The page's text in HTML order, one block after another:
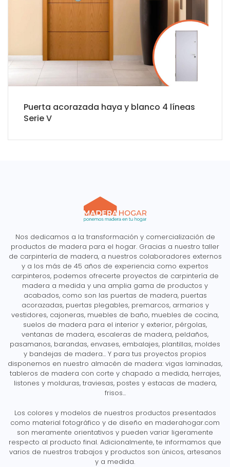
Puerta acorazada haya y blanco 4 líneas
Serie V
Nos dedicamos a la transformación y comercialización de
productos de madera para el hogar. Gracias a nuestro taller
de carpintería de madera, a nuestros colaboradores externos
y a los más de 45 años de experiencia como expertos
carpinteros, podemos ofrecerte proyectos de carpintería de
madera a medida y una amplia gama de productos y
acabados, como son las puertas de madera, puertas
acorazadas, puertas plegables, premarcos, armarios y
vestidores, cajoneras, muebles de baño, muebles de cocina,
suelos de madera para el interior y exterior, pérgolas,
ventanas de madera, escaleras de madera, peldaños,
pasamanos, barandas, envases, embalajes, plantillas, moldes
y bandejas de madera... Y para tus proyectos propios
disponemos en nuestro almacén de madera: vigas laminadas,
tableros de madera con corte y chapado a medida, herrajes,
listones y molduras, traviesas, postes y estacas de madera,
frisos...
Los colores y modelos de nuestros productos presentados
como material fotográfico y de diseño en maderahogar.com
son meramente orientativos y pueden variar ligeramente
respecto al producto final. Adicionalmente, te informamos que
varios de nuestros trabajos y productos son únicos, artesanos
y a medida.